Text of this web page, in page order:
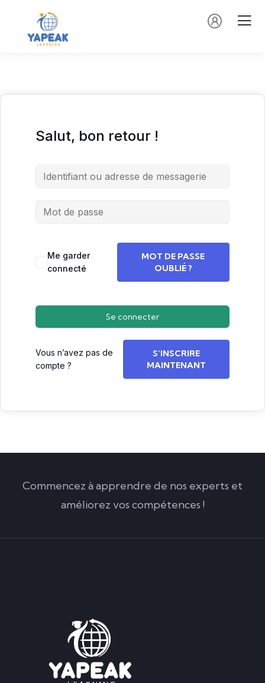
Salut, bon retour !
Me garder
connecté
MOT DE PASSE
OUBLIÉ ?
Se connecter
Vous n’avez pas de
compte ?
S’INSCRIRE
MAINTENANT
Commencez à apprendre de nos experts et
améliorez vos compétences !